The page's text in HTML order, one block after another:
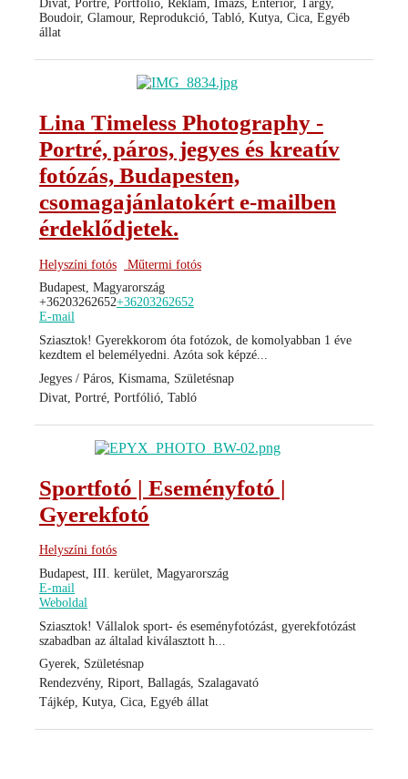
Divat, Portré, Portfólió, Reklám, Imázs, Enteriőr, Tárgy,
Boudoir, Glamour, Reprodukció, Tabló, Kutya, Cica, Egyéb
állat
Lina Timeless Photography -
Portré, páros, jegyes és kreatív
fotózás, Budapesten,
csomagajánlatokért e-mailben
érdeklődjetek.
Helyszíni fotós
Műtermi fotós
Budapest, Magyarország
+36203262652+36203262652
E-mail
Sziasztok! Gyerekkorom óta fotózok, de komolyabban 1 éve
kezdtem el belemélyedni. Azóta sok képzé...
Jegyes / Páros, Kismama, Születésnap
Divat, Portré, Portfólió, Tabló
Sportfotó | Eseményfotó |
Gyerekfotó
Helyszíni fotós
Budapest, III. kerület, Magyarország
E-mail
Weboldal
Sziasztok! Vállalok sport- és eseményfotózást, gyerekfotózást
szabadban az általad kiválasztott h...
Gyerek, Születésnap
Rendezvény, Riport, Ballagás, Szalagavató
Tájkép, Kutya, Cica, Egyéb állat